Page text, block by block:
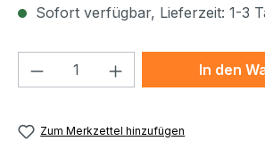
Sofort verfügbar, Lieferzeit: 1-3
Produkt Anzahl: GibIn den
Zum Merkzettel hinzufügen